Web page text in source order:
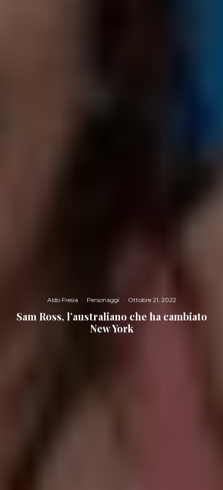
Aldo Fresia · Personaggi · Ottobre 21, 2022
Sam Ross, l’australiano che ha cambiato
New York